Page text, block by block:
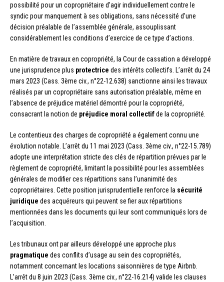
possibilité pour un copropriétaire d’agir individuellement contre le
syndic pour manquement à ses obligations, sans nécessité d’une
décision préalable de l’assemblée générale, assouplissant
considérablement les conditions d’exercice de ce type d’actions.
En matière de travaux en copropriété, la Cour de cassation a développé
une jurisprudence plus protectrice des intérêts collectifs. L’arrêt du 24
mars 2023 (Cass. 3ème civ., n°22-12.638) sanctionne ainsi les travaux
réalisés par un copropriétaire sans autorisation préalable, même en
l’absence de préjudice matériel démontré pour la copropriété,
consacrant la notion de préjudice moral collectifde la copropriété.
Le contentieux des charges de copropriété a également connu une
évolution notable. L’arrêt du 11 mai 2023 (Cass. 3ème civ., n°22-15.789)
adopte une interprétation stricte des clés de répartition prévues par le
règlement de copropriété, limitant la possibilité pour les assemblées
générales de modifier ces répartitions sans l’unanimité des
copropriétaires. Cette position jurisprudentielle renforce la sécurité
juridique des acquéreurs qui peuvent se fier aux répartitions
mentionnées dans les documents qui leur sont communiqués lors de
l’acquisition.
Les tribunaux ont par ailleurs développé une approche plus
pragmatique des conflits d’usage au sein des copropriétés,
notamment concernant les locations saisonnières de type Airbnb.
L’arrêt du 8 juin 2023 (Cass. 3ème civ., n°22-16.214) valide les clauses